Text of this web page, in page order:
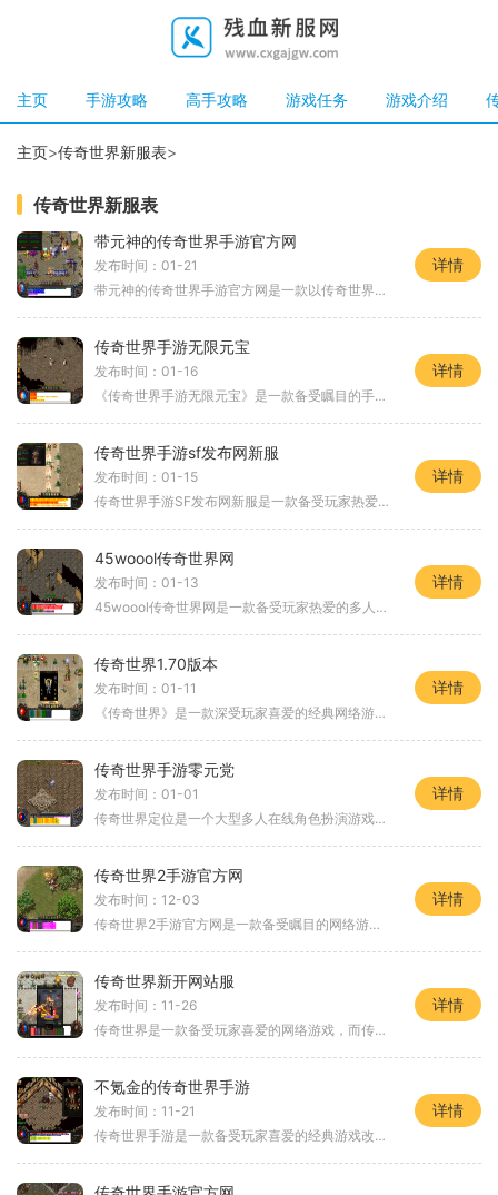
主页 手游攻略 高手攻略 游戏任务 游戏介绍
主页>传奇世界新服表>
传奇世界新服表
带元神的传奇世界手游官方网
发布时间：01-21
带元神的传奇世界手游官方网是一款以传奇世界为背景的手游，游戏拥有丰富的玩法和精美的画面，给玩家带来沉浸式的游戏体验。本游戏以传奇的剧情为核心，玩家可以选择不同职业
详情
传奇世界手游无限元宝
发布时间：01-16
《传奇世界手游无限元宝》是一款备受瞩目的手机游戏，此款游戏以其精美的画面、丰富的剧情和多样化的玩法吸引了无数玩家的关注玩家可以体验到许多刺激的冒险历程和独特的游戏
详情
传奇世界手游sf发布网新服
发布时间：01-15
传奇世界手游SF发布网新服是一款备受玩家热爱的手机游戏。作为传奇世界系列的最新力作，该游戏融合了传奇世界经典的元素，并针对手游平台进行了优化和改良。以下是对游戏的具体
详情
45woool传奇世界网
发布时间：01-13
45woool传奇世界网是一款备受玩家热爱的多人在线角色扮演游戏。它提供了一个庞大的虚拟世界，让玩家能够自由探索、战斗和社交。无论是新手玩家还是老手，都能在这个游戏中找到自
详情
传奇世界1.70版本
发布时间：01-11
《传奇世界》是一款深受玩家喜爱的经典网络游戏，而70版本则是这款游戏中的一次重要更新。本文将为大家介绍传奇世界70版本的具体玩法。我们先来了解一下传奇世界的背景故事。故
详情
传奇世界手游零元党
发布时间：01-01
传奇世界定位是一个大型多人在线角色扮演游戏（MMORPG），由著名游戏公司骏讯游戏开发并发行。传奇世界手游是该系列作品中首次移植到手机平台上的游戏，其丰富的游戏系统、精美
详情
传奇世界2手游官方网
发布时间：12-03
传奇世界2手游官方网是一款备受瞩目的网络游戏，它继承了传奇世界系列的经典玩法，并进行了优化和创新，让玩家能够更好地沉浸于这个虚拟的游戏世界中。在这款游戏中，玩家可以
详情
传奇世界新开网站服
发布时间：11-26
传奇世界是一款备受玩家喜爱的网络游戏，而传奇世界新开网站服的推出无疑将给广大玩家们带来全新的游戏体验。本文将为大家详细介绍传奇世界新开网站服的具体玩法，帮助玩家更
详情
不氪金的传奇世界手游
发布时间：11-21
传奇世界手游是一款备受玩家喜爱的经典游戏改编而来的手游。这款游戏没有任何的氪金机制，让玩家能够真正体验到传奇世界的乐趣。下面我们来详细介绍一下这款不氪金的传奇世界
详情